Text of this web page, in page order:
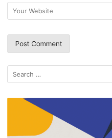
Search
for: